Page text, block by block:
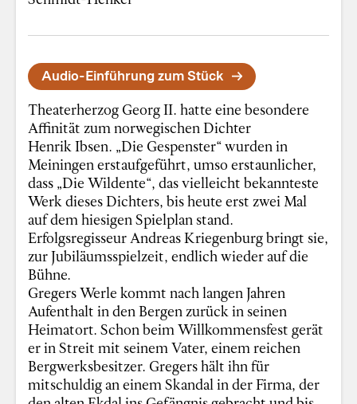
Audio-Einführung zum Stück
Theaterherzog Georg II. hatte eine besondere
Affinität zum norwegischen Dichter
Henrik Ibsen. „Die Gespenster“ wurden in
Meiningen erstaufgeführt, umso erstaunlicher,
dass „Die Wildente“, das vielleicht bekannteste
Werk dieses Dichters, bis heute erst zwei Mal
auf dem hiesigen Spielplan stand.
Erfolgsregisseur Andreas Kriegenburg bringt sie,
zur Jubiläumsspielzeit, endlich wieder auf die
Bühne.
Gregers Werle kommt nach langen Jahren
Aufenthalt in den Bergen zurück in seinen
Heimatort. Schon beim Willkommensfest gerät
er in Streit mit seinem Vater, einem reichen
Bergwerksbesitzer. Gregers hält ihn für
mitschuldig an einem Skandal in der Firma, der